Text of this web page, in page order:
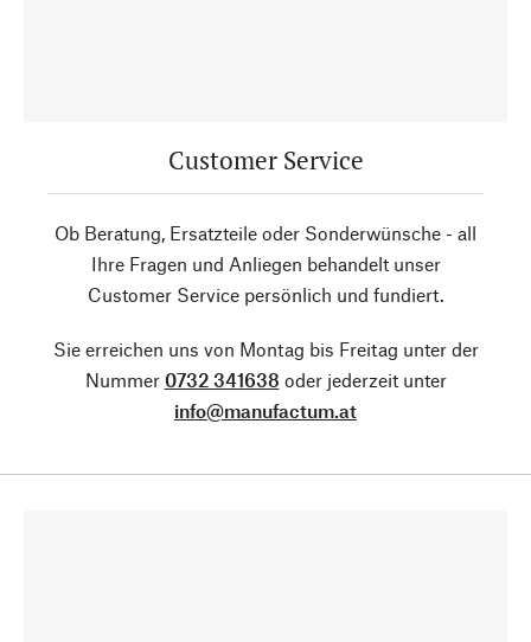
Customer Service
Ob Beratung, Ersatzteile oder Sonderwünsche - all
Ihre Fragen und Anliegen behandelt unser
Customer Service persönlich und fundiert.
Sie erreichen uns von Montag bis Freitag unter der
Nummer 0732 341638 oder jederzeit unter
info@manufactum.at